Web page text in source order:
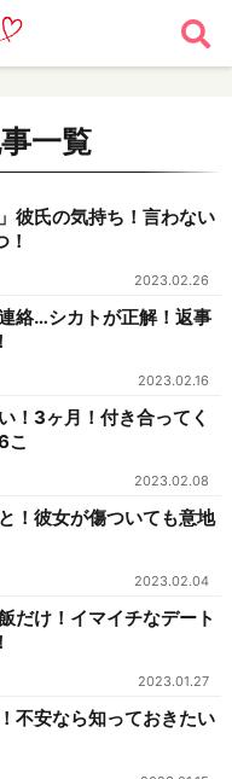
一覧
彼氏の気持ち！言わない
2023.02.26
絡…シカトが正解！返事
2023.02.16
！3ヶ月！付き合ってく
こ
2023.02.08
！彼女が傷ついても意地
2023.02.04
だけ！イマイチなデート
2023.01.27
不安なら知っておきたい